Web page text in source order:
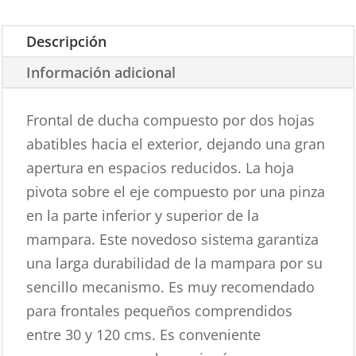
Descripción
Información adicional
Frontal de ducha compuesto por dos hojas
abatibles hacia el exterior, dejando una gran
apertura en espacios reducidos. La hoja
pivota sobre el eje compuesto por una pinza
en la parte inferior y superior de la
mampara. Este novedoso sistema garantiza
una larga durabilidad de la mampara por su
sencillo mecanismo. Es muy recomendado
para frontales pequeños comprendidos
entre 30 y 120 cms. Es conveniente